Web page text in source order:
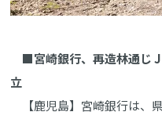
■宮崎銀行、再造林通じ
立
【鹿児島】宮崎銀行は、